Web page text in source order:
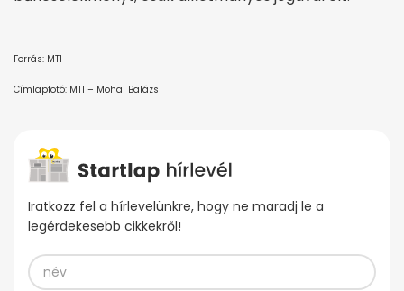
Forrás: MTI
Címlapfotó: MTI – Mohai Balázs
Iratkozz fel a hírlevelünkre, hogy ne maradj le a
legérdekesebb cikkekről!